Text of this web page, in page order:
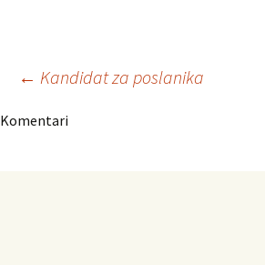
Navigacija
← Kandidat za poslanika
Komentari